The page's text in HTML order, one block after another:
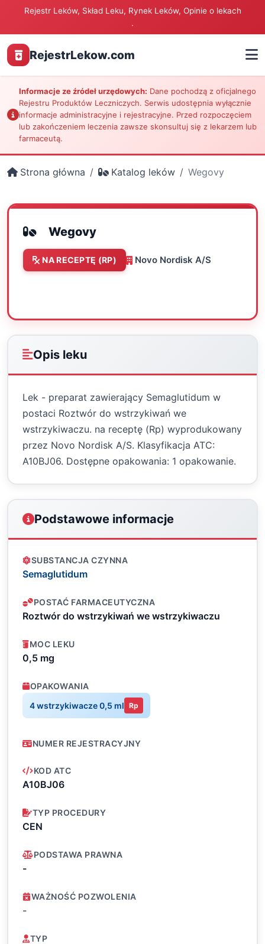
Rejestr Leków, Skład Leku, Rynek Leków, Opinie o lekach
.
RejestrLekow.com
Informacje ze źródeł urzędowych: Dane pochodzą z oficjalnego
Rejestru Produktów Leczniczych. Serwis udostępnia wyłącznie
informacje administracyjne i rejestracyjne. Przed rozpoczęciem
lub zakończeniem leczenia zawsze skonsultuj się z lekarzem lub
farmaceutą.
Strona główna Katalog leków Wegovy
Wegovy
NA RECEPTĘ (RP) Novo Nordisk A/S
Opis leku
Lek - preparat zawierający Semaglutidum w
postaci Roztwór do wstrzykiwań we
wstrzykiwaczu. na receptę (Rp) wyprodukowany
przez Novo Nordisk A/S. Klasyfikacja ATC:
A10BJ06. Dostępne opakowania: 1 opakowanie.
Podstawowe informacje
SUBSTANCJA CZYNNA
Semaglutidum
POSTAĆ FARMACEUTYCZNA
Roztwór do wstrzykiwań we wstrzykiwaczu
MOC LEKU
0,5 mg
OPAKOWANIA
4 wstrzykiwacze 0,5 ml Rp
NUMER REJESTRACYJNY
KOD ATC
A10BJ06
TYP PROCEDURY
CEN
PODSTAWA PRAWNA
-
WAŻNOŚĆ POZWOLENIA
-
TYP